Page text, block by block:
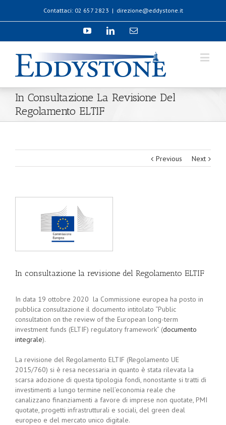
Contattaci: 02 657 2823 | direzione@eddystone.it
In Consultazione La Revisione Del
Regolamento ELTIF
Previous Next
In consultazione la revisione del Regolamento ELTIF
In data 19 ottobre 2020 la Commissione europea ha posto in
pubblica consultazione il documento intitolato “Public
consultation on the review of the European long-term
investment funds (ELTIF) regulatory framework” (documento
integrale).
La revisione del Regolamento ELTIF (Regolamento UE
2015/760) si è resa necessaria in quanto è stata rilevata la
scarsa adozione di questa tipologia fondi, nonostante si tratti di
investimenti a lungo termine nell’economia reale che
canalizzano finanziamenti a favore di imprese non quotate, PMI
quotate, progetti infrastrutturali e sociali, del green deal
europeo e del mercato unico digitale.